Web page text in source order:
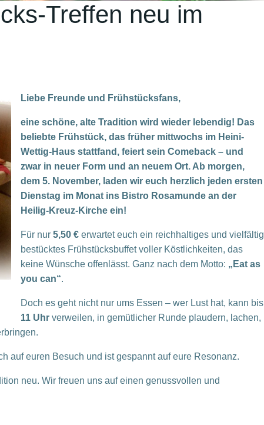
Treffen neu im
Liebe Freunde und Frühstücksfans,
eine schöne, alte Tradition wird wieder lebendig! Das
beliebte Frühstück, das früher mittwochs im Heini-
Wettig-Haus stattfand, feiert sein Comeback – und
zwar in neuer Form und an neuem Ort. Ab morgen,
dem 5. November, laden wir euch herzlich jeden ersten
Dienstag im Monat ins Bistro Rosamunde an der
Heilig-Kreuz-Kirche ein!
Für nur 5,50 € erwartet euch ein reichhaltiges und vielfältig
bestücktes Frühstücksbuffet voller Köstlichkeiten, das
keine Wünsche offenlässt. Ganz nach dem Motto: „Eat as
you can“.
Doch es geht nicht nur ums Essen – wer Lust hat, kann bis
11 Uhr verweilen, in gemütlicher Runde plaudern, lachen,
auf euren Besuch und ist gespannt auf eure Resonanz.
neu. Wir freuen uns auf einen genussvollen und